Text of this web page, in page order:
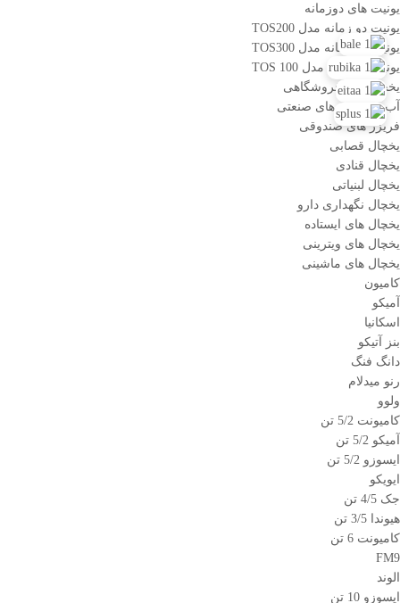
یونیت های دوزمانه
یونیت دو زمانه مدل TOS200
یونیت دو زمانه مدل TOS300
یونیت دوزمانه مدل TOS 100
یخچال های فروشگاهی
آب سرد کن های صنعتی
فریزر های صندوقی
یخچال قصابی
یخچال قنادی
یخچال لبنیاتی
یخچال نگهداری دارو
یخچال های ایستاده
یخچال های ویترینی
یخچال های ماشینی
کامیون
آمیکو
اسکانیا
بنز آتیکو
دانگ فنگ
رنو میدلام
ولوو
کامیونت 5/2 تن
آمیکو 5/2 تن
ایسوزو 5/2 تن
ایویکو
جک 4/5 تن
هیوندا 3/5 تن
کامیونت 6 تن
FM9
الوند
ایسوزو 10 تن